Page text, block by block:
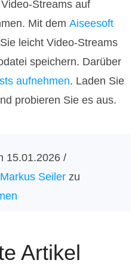
Streams auf
Mit demAiseesoft
leicht Video-Streams
speichern. Darüber
aufnehmen. Laden Sie
probieren Sie es aus.
15.01.2026 /
Markus Seiler zu
Artikel